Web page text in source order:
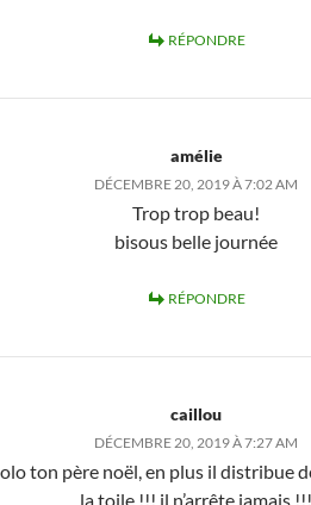
RÉPONDRE
amélie
DÉCEMBRE 20, 2019 À 7:02 AM
Trop trop beau!
bisous belle journée
RÉPONDRE
caillou
DÉCEMBRE 20, 2019 À 7:27 AM
ton père noël, en plus il distribue
la toile !!! il n’arrête jamais !!!